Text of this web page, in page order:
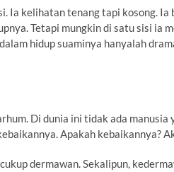
Ia kelihatan tenang tapi kosong.
Tetapi mungkin di satu sisi ia
hidup suaminya hanyalah
Di dunia ini tidak ada
Apakah kebaikannya?
dermawan. Sekalipun,